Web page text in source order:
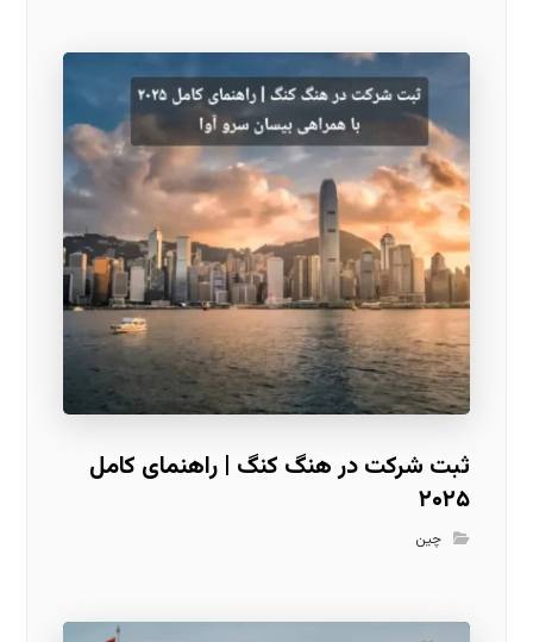
ثبت شرکت در هنگ کنگ | راهنمای کامل
۲۰۲۵
چین